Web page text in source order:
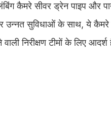
कैमरे सीवर ड्रेन पाइप और
सुविधाओं के साथ, ये कैमरे
निरीक्षण टीमों के लिए आदर्श